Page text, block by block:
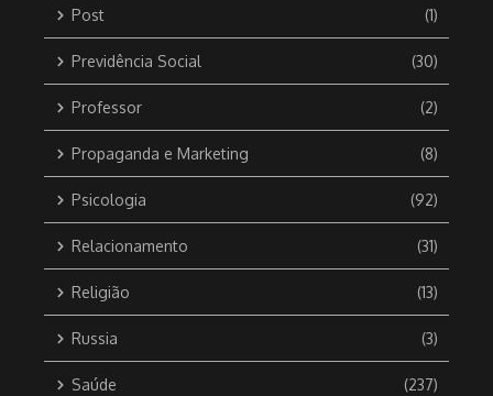
Post (1)
Previdência Social (30)
Professor (2)
Propaganda e Marketing (8)
Psicologia (92)
Relacionamento (31)
Religião (13)
Russia (3)
Saúde (237)